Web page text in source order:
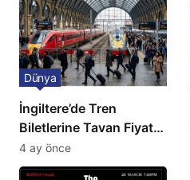
İngiltere’de Tren
Biletlerine Tavan Fiyat:
Ulaşımda Yeni
Düzenleme
Dünya
4 ay önce